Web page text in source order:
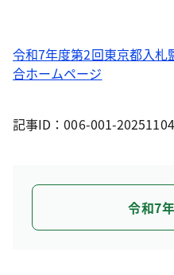
令和7年度第2回東京都入
合ホームページ
記事ID：006-001-
令和7